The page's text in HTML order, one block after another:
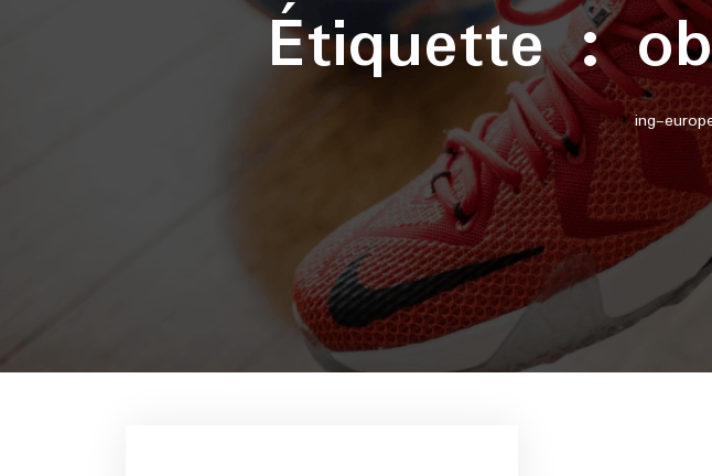
Étiquette :
ing-